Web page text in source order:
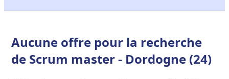
Aucune offre pour la recherche
de Scrum master - Dordogne (24)